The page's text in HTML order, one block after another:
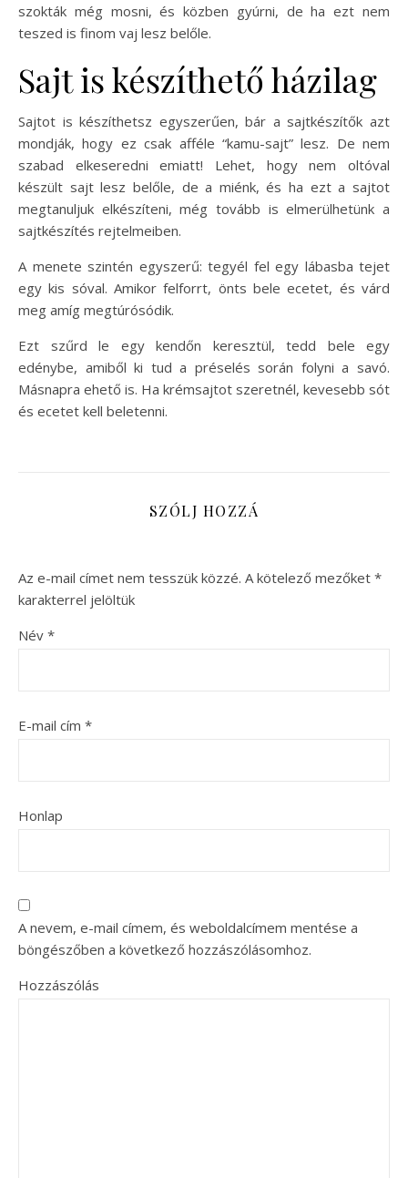
szokták még mosni, és közben gyúrni, de ha ezt nem
teszed is finom vaj lesz belőle.
Sajt is készíthető házilag
Sajtot is készíthetsz egyszerűen, bár a sajtkészítők azt
mondják, hogy ez csak afféle “kamu-sajt” lesz. De nem
szabad elkeseredni emiatt! Lehet, hogy nem oltóval
készült sajt lesz belőle, de a miénk, és ha ezt a sajtot
megtanuljuk elkészíteni, még tovább is elmerülhetünk a
sajtkészítés rejtelmeiben.
A menete szintén egyszerű: tegyél fel egy lábasba tejet
egy kis sóval. Amikor felforrt, önts bele ecetet, és várd
meg amíg megtúrósódik.
Ezt szűrd le egy kendőn keresztül, tedd bele egy
edénybe, amiből ki tud a préselés során folyni a savó.
Másnapra ehető is. Ha krémsajtot szeretnél, kevesebb sót
és ecetet kell beletenni.
SZÓLJ HOZZÁ
Az e-mail címet nem tesszük közzé. A kötelező mezőket *
karakterrel jelöltük
Név *
E-mail cím *
Honlap
A nevem, e-mail címem, és weboldalcímem mentése a
böngészőben a következő hozzászólásomhoz.
Hozzászólás